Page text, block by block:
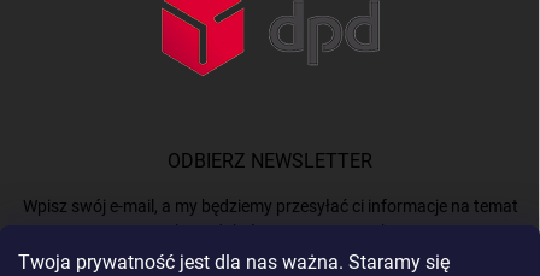
Twoja prywatność jest dla nas ważna. Staramy się
ODBIERZ NEWSLETTER
Wpisz swój e-mail, a my będziemy przesyłać ci informacje na temat
nowych produktów na naszym e-shop.